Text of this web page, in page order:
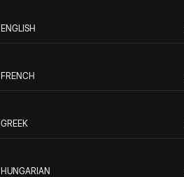
ENGLISH
FRENCH
GREEK
HUNGARIAN